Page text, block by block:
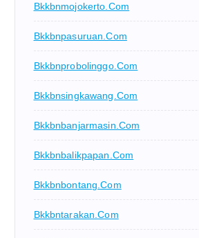
Bkkbnmojokerto.com
Bkkbnpasuruan.com
Bkkbnprobolinggo.com
Bkkbnsingkawang.com
Bkkbnbanjarmasin.com
Bkkbnbalikpapan.com
Bkkbnbontang.com
Bkkbntarakan.com